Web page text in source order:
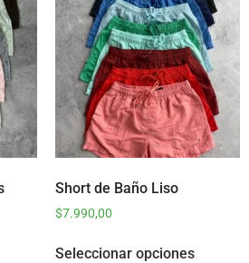
Short de Baño Liso
$7.990,00
Seleccionar opciones